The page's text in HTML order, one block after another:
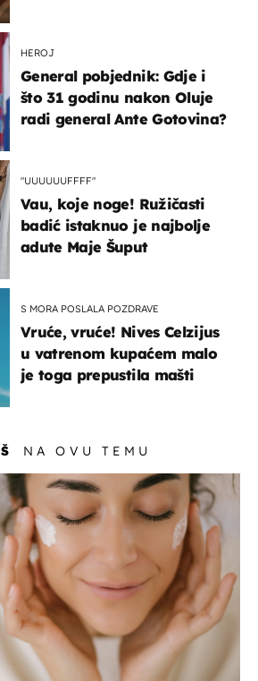
HEROJ
General pobjednik: Gdje i
što 31 godinu nakon Oluje
radi general Ante Gotovina?
"UUUUUUFFFF"
Vau, koje noge! Ružičasti
badić istaknuo je najbolje
adute Maje Šuput
S MORA POSLALA POZDRAVE
Vruće, vruće! Nives Celzijus
u vatrenom kupaćem malo
je toga prepustila mašti
NA OVU TEMU